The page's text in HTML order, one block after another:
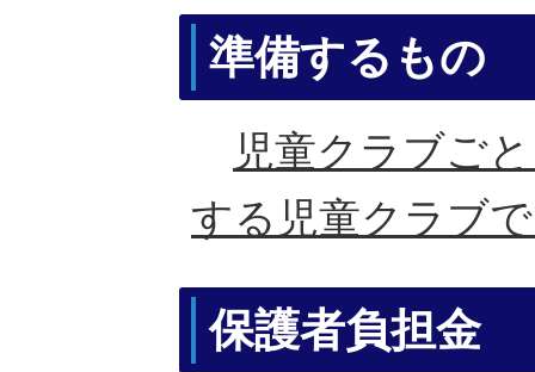
準備するもの
児童クラブご
する児童クラブ
保護者負担金